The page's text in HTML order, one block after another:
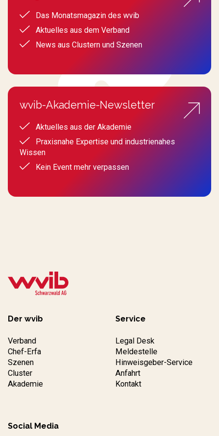
Das Monatsmagazin des wvib
Aktuelles aus dem Verband
News aus Clustern und Szenen
wvib-Akademie-Newsletter
Aktuelles aus der Akademie
Praxisnahe Expertise und industrienahes
Wissen
Kein Event mehr verpassen
Der wvib
Verband
Chef-Erfa
Szenen
Cluster
Akademie
Service
Legal Desk
Meldestelle
Hinweisgeber-Service
Anfahrt
Kontakt
Social Media